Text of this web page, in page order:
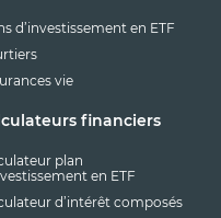
d’investissement en ETF
vie
financiers
plan
en ETF
d’intérêt composés